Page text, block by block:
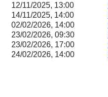
12/11/2025, 13:00
14/11/2025, 14:00
02/02/2026, 14:00
23/02/2026, 09:30
23/02/2026, 17:00
24/02/2026, 14:00